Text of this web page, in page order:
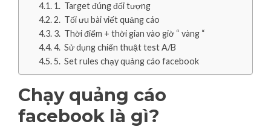
1. Target đúng đối tượng
2. Tối ưu bài viết quảng cáo
3. Thời điểm + thời gian vào giờ “ vàng “
4. Sử dụng chiến thuật test A/B
5. Set rules chạy quảng cáo facebook
Chạy quảng cáo
facebook là gì?